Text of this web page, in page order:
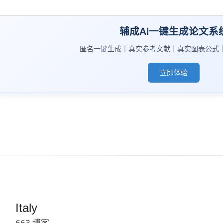
辅成AI一键生成论文系
匿名一键生成｜真实参考文献｜真实图表公式
立即体验
Italy